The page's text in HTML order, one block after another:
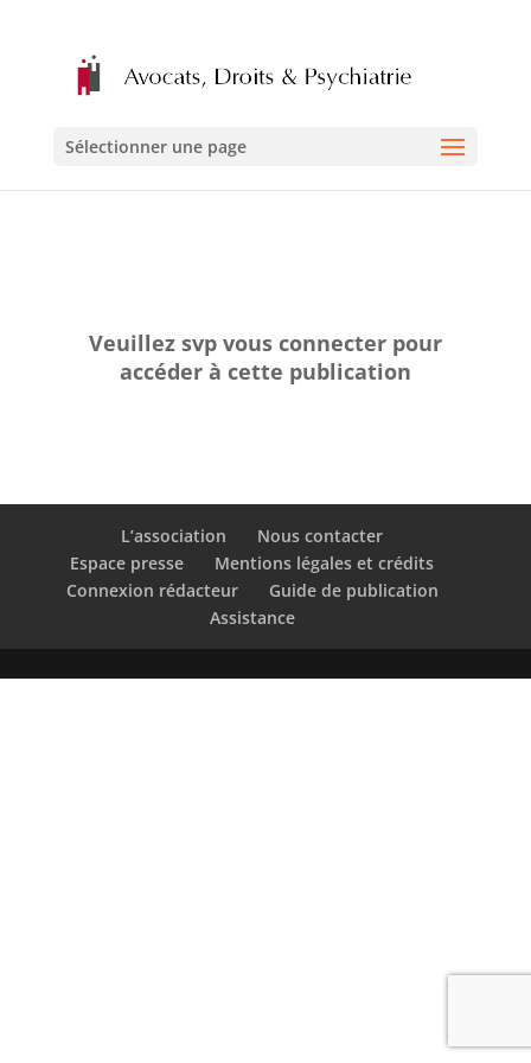
Sélectionner une page
Veuillez svp vous connecter pour
accéder à cette publication
L’association
Nous contacter
Espace presse
Mentions légales et crédits
Connexion rédacteur
Guide de publication
Assistance